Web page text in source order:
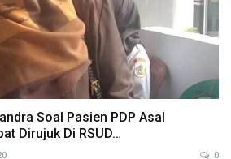
Soal Pasien PDP Asal
Dirujuk Di RSUD…
0